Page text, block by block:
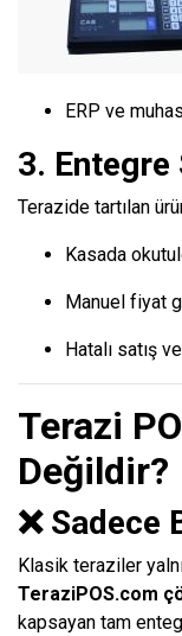
ERP ve
3. Entegre
Terazide tartılan
Kasada
Manuel fiyat
Hatalı satış
Terazi
Değildir?
❌ Sadece
Klasik teraziler
TeraziPOS.com
kapsayan tam